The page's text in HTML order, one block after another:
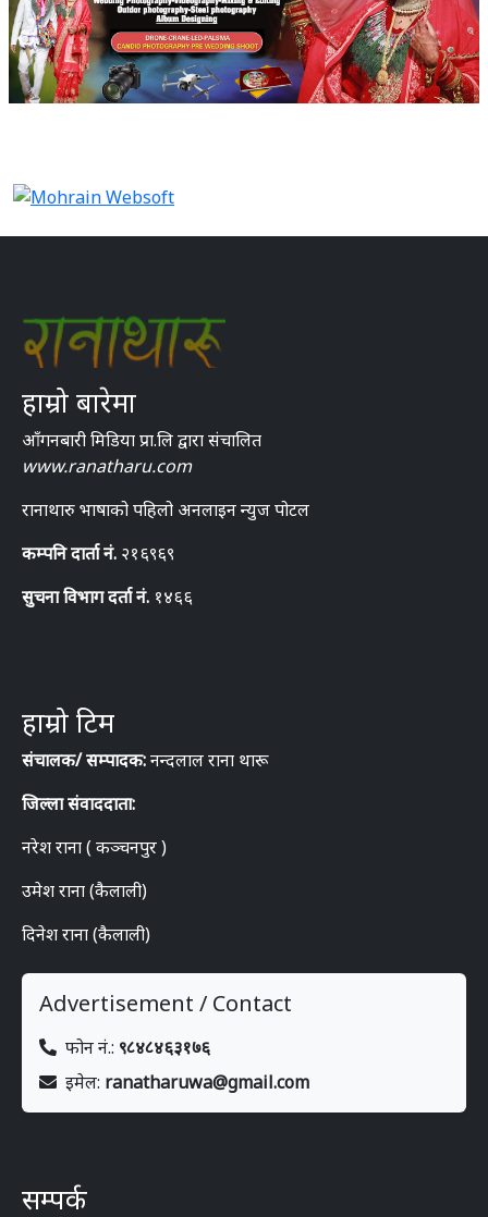
हाम्रो बारेमा
आँगनबारी मिडिया प्रा.लि द्वारा संचालित
www.ranatharu.com
रानाथारु भाषाको पहिलो अनलाइन न्युज पोटल
कम्पनि दार्ता नं. २१६९६९
सुचना विभाग दर्ता नं. १४६६
हाम्रो टिम
संचालक/ सम्पादक:नन्दलाल राना थारू
जिल्ला संवाददाता:
नरेश राना ( कञ्चनपुर )
उमेश राना (कैलाली)
दिनेश राना (कैलाली)
Advertisement / Contact
फोन नं.: ९८४८४६३१७६
इमेल: ranatharuwa@gmail.com
सम्पर्क